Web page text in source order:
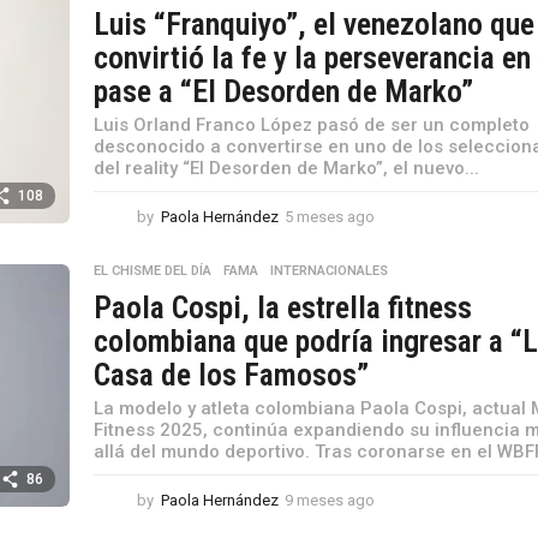
108
Luis “Franquiyo”, el venezolano que
convirtió la fe y la perseverancia en
pase a “El Desorden de Marko”
Luis Orland Franco López pasó de ser un completo
desconocido a convertirse en uno de los
del reality “El Desorden de Marko”, el nuevo...
by Paola Hernández 5 meses ago
e
e
s
a
86
EL CHISME DEL DÍA ,FAMA ,INTERNACIONALES
Paola Cospi, la estrella fitness
colombiana que podría ingresar a
Casa de los Famosos”
La modelo y atleta colombiana Paola Cospi, actual
Fitness 2025, continúa expandiendo su influencia
allá del mundo deportivo. Tras coronarse en el
by Paola Hernández 9 meses ago